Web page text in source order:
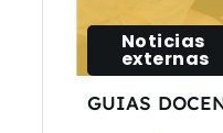
Noticias
externas
GUIAS